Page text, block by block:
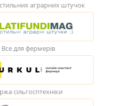
аграрних штучок
Все для фермерів
сільгосптехніки